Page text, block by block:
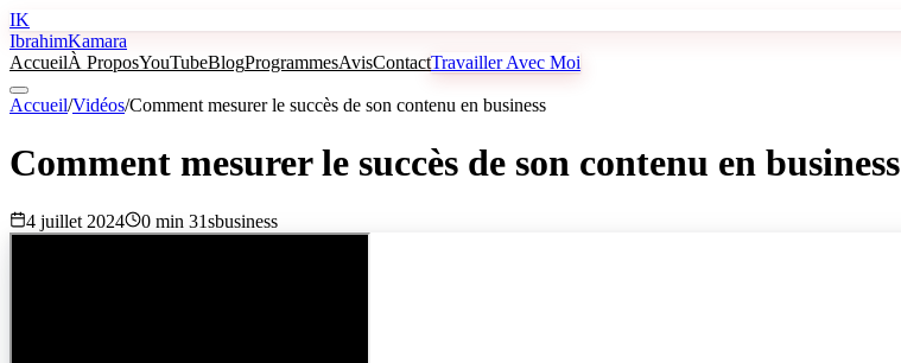
IK
IbrahimKamara
AccueilÀ ProposYouTubeBlogProgrammesAvisContactTravailler Avec Moi
Accueil/Vidéos/Comment mesurer le succès de son contenu en business
Comment mesurer le succès de son contenu en business
4 juillet 2024 0 min 31sbusiness